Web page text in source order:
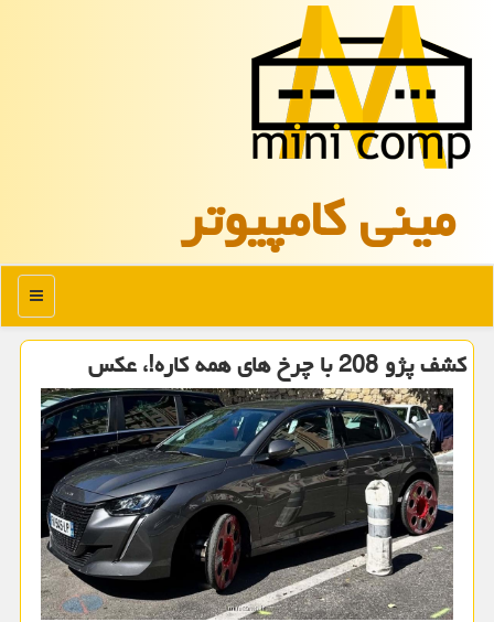
مینی كامپیوتر
منو
کشف پژو 208 با چرخ های همه کاره!، عکس